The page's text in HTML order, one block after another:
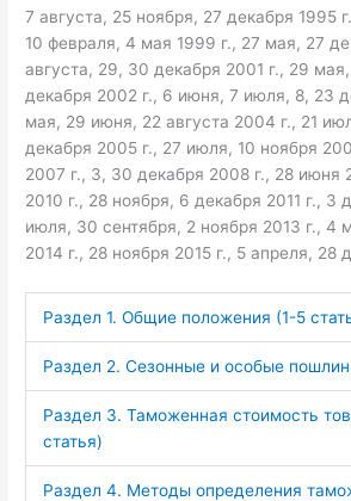
7 августа, 25 ноября, 27 декабря 1995
10 февраля, 4 мая 1999 г., 27 мая, 27
августа, 29, 30 декабря 2001 г., 29
декабря 2002 г., 6 июня, 7 июля, 8, 23
мая, 29 июня, 22 августа 2004 г., 21
декабря 2005 г., 27 июля, 10 ноября
2007 г., 3, 30 декабря 2008 г., 28 июня
2010 г., 28 ноября, 6 декабря 2011 г., 3
июля, 30 сентября, 2 ноября 2013 г., 4
2014 г., 28 ноября 2015 г., 5 апреля, 28
Раздел 1. Общие положения (1-5
Раздел 2. Сезонные и особые
Раздел 3. Таможенная стоимость
статья)
Раздел 4. Методы определения